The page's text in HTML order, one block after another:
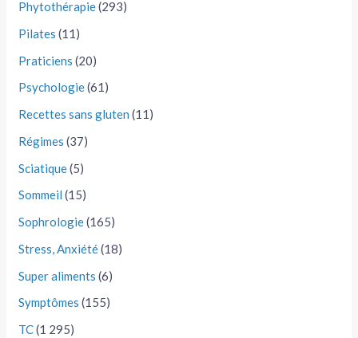
Phytothérapie(293)
Pilates (11)
Praticiens (20)
Psychologie(61)
Recettes sans gluten (11)
Régimes (37)
Sciatique(5)
Sommeil (15)
Sophrologie(165)
Stress, Anxiété(18)
Super aliments (6)
Symptômes (155)
TC(1 295)